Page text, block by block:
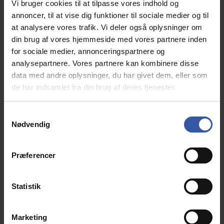
Vi bruger cookies til at tilpasse vores indhold og
annoncer, til at vise dig funktioner til sociale medier og til
at analysere vores trafik. Vi deler også oplysninger om
din brug af vores hjemmeside med vores partnere inden
for sociale medier, annonceringspartnere og
analysepartnere. Vores partnere kan kombinere disse
data med andre oplysninger, du har givet dem, eller som
de har indsamlet fra din brug af deres tjenester.
Nødvendig
Præferencer
Statistik
Marketing
yndlingsgenstande.
1.649,00 DKK